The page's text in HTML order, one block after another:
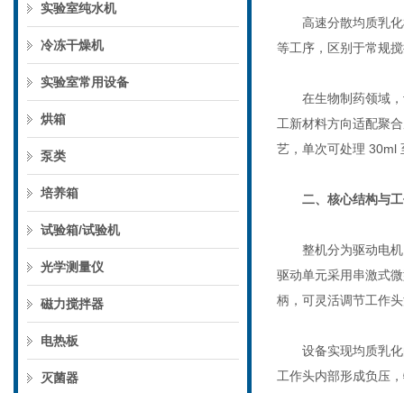
实验室纯水机
冷冻干燥机
实验室常用设备
烘箱
泵类
培养箱
试验箱/试验机
光学测量仪
磁力搅拌器
电热板
灭菌器
高速分散均质乳化
等工序，区别于常规
在生物制药领域，
工新材料方向适配聚
艺，单次可处理 30ml
二、核心结构与
整机分为驱动电机
驱动单元采用串激式
柄，可灵活调节工作
设备实现均质乳化
工作头内部形成负压